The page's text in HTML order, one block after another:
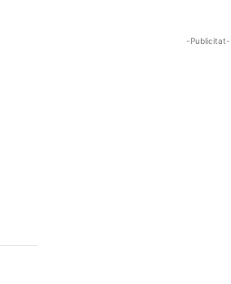
-Publicitat-